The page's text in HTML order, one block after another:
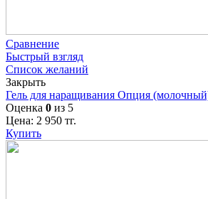
Сравнение
Быстрый взгляд
Список желаний
Закрыть
Гель для наращивания Опция
Оценка 0 из 5
Цена: 2 950 тг.
Купить